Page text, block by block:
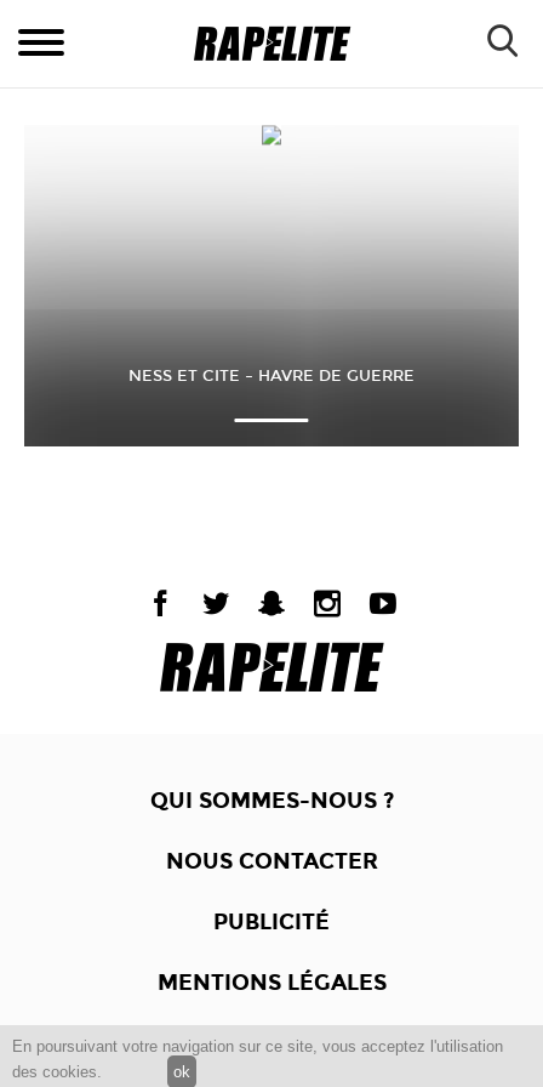
En poursuivant votre navigation sur ce site, vous acceptez l'utilisation
des cookies.
ok
NESS ET CITE – HAVRE DE GUERRE
QUI SOMMES-NOUS ?
NOUS CONTACTER
PUBLICITÉ
MENTIONS LÉGALES
Copyright © 2012 -2017Dewalgo- Tous droits réservés.